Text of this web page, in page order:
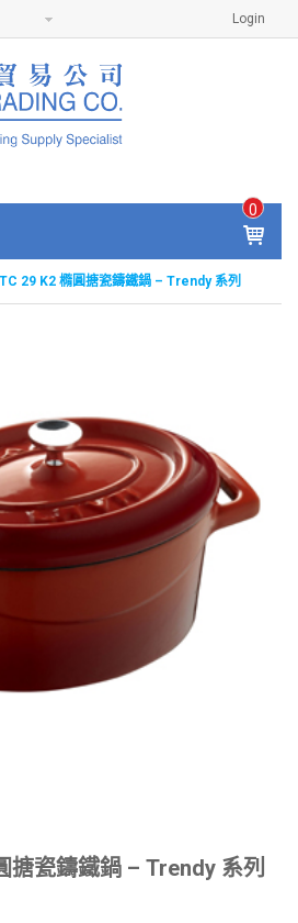
Login
0
IT
E
S -
TC 29 K2 橢圓搪瓷鑄鐵鍋 – Trendy 系列
搪瓷鑄鐵鍋 – Trendy 系列